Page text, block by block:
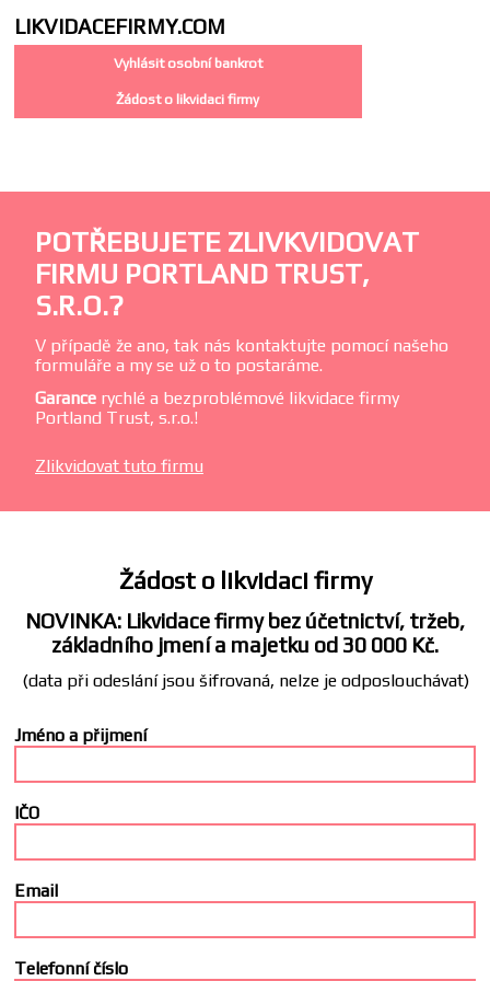
LIKVIDACEFIRMY.COM
Vyhlásit osobní bankrot
Žádost o likvidaci firmy
POTŘEBUJETE ZLIVKVIDOVAT
FIRMU PORTLAND TRUST,
S.R.O.?
V případě že ano, tak nás kontaktujte pomocí našeho
formuláře a my se už o to postaráme.
Garance rychlé a bezproblémové likvidace firmy
Portland Trust, s.r.o.!
Zlikvidovat tuto firmu
Žádost o likvidaci firmy
NOVINKA: Likvidace firmy bez účetnictví, tržeb,
základního jmení a majetku od 30 000 Kč.
(data při odeslání jsou šifrovaná, nelze je odposlouchávat)
Jméno a přijmení
IČO
Email
Telefonní číslo